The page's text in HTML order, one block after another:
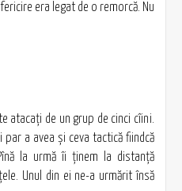
era legat de o remorcă. Nu
atacați de un grup de cinci cîini.
a avea și ceva tactică fiindcă
la urmă îi ținem la distanță
Unul din ei ne-a urmărit însă